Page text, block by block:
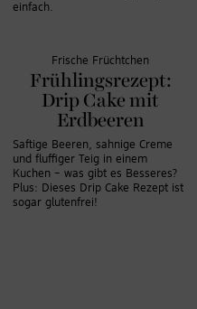
einfach.
Frische Früchtchen
Frühlingsrezept:
Drip Cake mit
Erdbeeren
Saftige Beeren, sahnige Creme
und fluffiger Teig in einem
Kuchen – was gibt es Besseres?
Plus: Dieses Drip Cake Rezept ist
sogar glutenfrei!